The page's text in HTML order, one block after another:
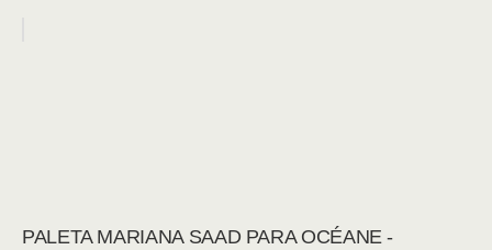
PALETA MARIANA SAAD PARA OCÉANE -